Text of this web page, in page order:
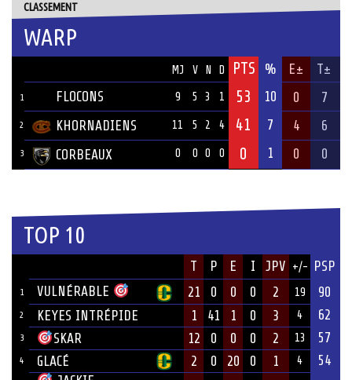
CLASSEMENT
WARP
MJ V N D PTS % E± T±
1 FLOCONS 9 5 3 1 53 10 0 7
2 KHORNADIENS 11 5 2 4 41 7 4 6
3 CORBEAUX 0 0 0 0 0 1 0 0
TOP 10
T P E I JPV +/- PSP
1 VULNÉRABLE 21 0 0 0 2 19 90
2 KEYES INTRÉPIDE 1 41 1 0 3 4 62
3 SKAR 12 0 0 0 2 13 57
4 GLACÉ 2 0 20 0 1 4 54